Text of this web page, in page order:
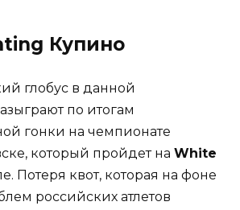
Купино
глобус в данной
по итогам
гонки на чемпионате
который пройдет на White
Потеря квот, которая на фоне
российских атлетов